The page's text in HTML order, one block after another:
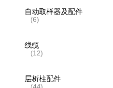
自动取样器及配件
(6)
线缆
(12)
层析柱配件